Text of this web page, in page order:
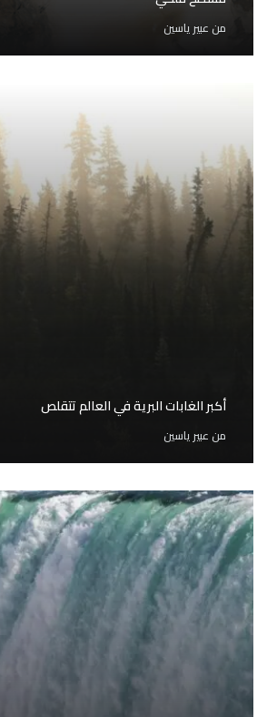
من عبير ياسين
أكبر الغابات البرية في العالم تتقلص
من عبير ياسين